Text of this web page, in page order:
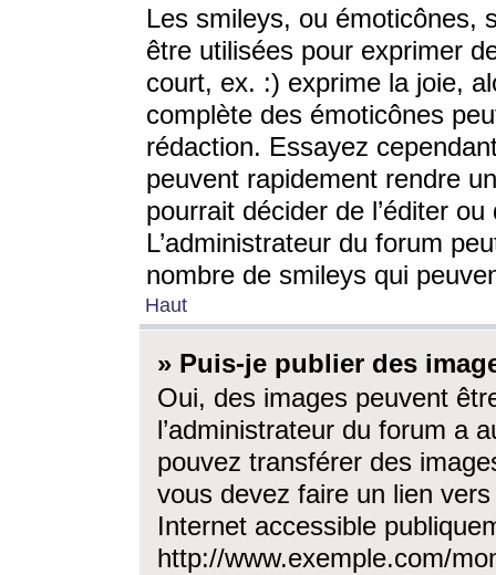
Les smileys, ou émoticônes,
être utilisées pour exprimer
court, ex. :) exprime la joie,
complète des émoticônes
rédaction. Essayez
peuvent rapidement rendre
pourrait décider de l’éditer
L’administrateur du forum
nombre de smileys qui
Haut
» Puis-je publier des
Oui, des images peuvent
l’administrateur du forum a
pouvez transférer des
vous devez faire un lien
Internet accessible
http://www.exemple.com/